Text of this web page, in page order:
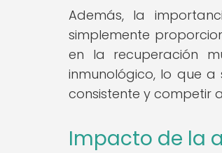
Además, la
simplemente
en la recuperación
inmunológico, lo que
consistente y competir
Impacto de la